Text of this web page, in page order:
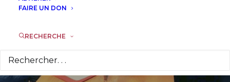
FAIRE UN DON
RECHERCHE
sur le revenu de base
7 FÉVRIER 2018